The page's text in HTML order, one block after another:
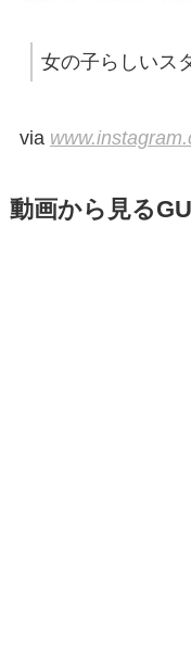
女の子らしいス
via
動画から見る